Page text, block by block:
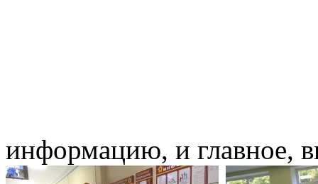
информацию, и главное,